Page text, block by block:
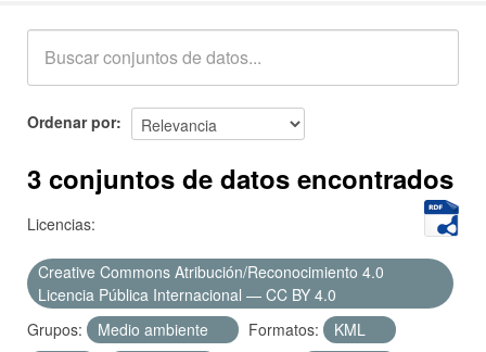
Acerca de
Ordenar por
3 conjuntos de datos encontrados
Licencias:
Creative Commons Atribución/Reconocimiento 4.0
Licencia Pública Internacional — CC BY 4.0
Grupos:
Medio ambiente Formatos:
KML